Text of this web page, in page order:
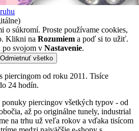
o súkromí. Proste používame cookies,
Klikni na Rozumiem a poď si to užiť.
po svojom v Nastavenie.
Odmietnuť všetko
piercingom od roku 2011. Tisíce
24 hodín.
piercingov všetkých typov - od
až po originálne tunely, industrial
na trhu už veľa rokov a vďaka tisícom